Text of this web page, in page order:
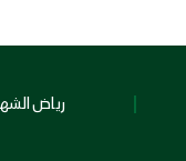
رياض